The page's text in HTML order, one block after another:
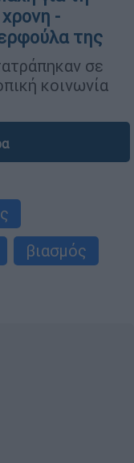
-
της
σε
κοινωνία
βιασμός